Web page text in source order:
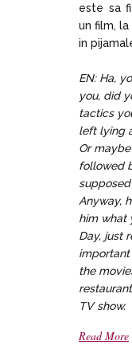
este sa
un film,
in
EN: Ha,
you, did
tactics
left lying
Or
followed
Anyway,
him what
Day, just
the
TV show.
Read More